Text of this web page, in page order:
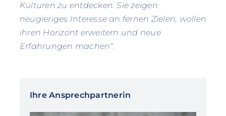
Kulturen zu entdecken. Sie zeigen
neugieriges Interesse an fernen Zielen, wollen
ihren Horizont erweitern und neue
Erfahrungen machen“.
Ihre Ansprechpartnerin